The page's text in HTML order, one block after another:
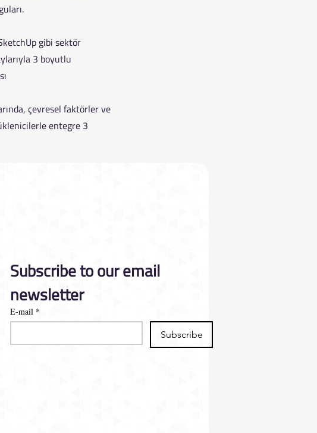
gibi sektör
3 boyutlu
çevresel faktörler ve
entegre 3
Subscribe to our email
newsletter
E-mail *
Subscribe